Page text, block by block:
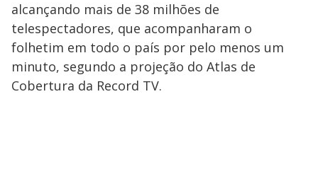
alcançando mais de 38 milhões de
telespectadores, que acompanharam o
folhetim em todo o país por pelo menos um
minuto, segundo a projeção do Atlas de
Cobertura da Record TV.